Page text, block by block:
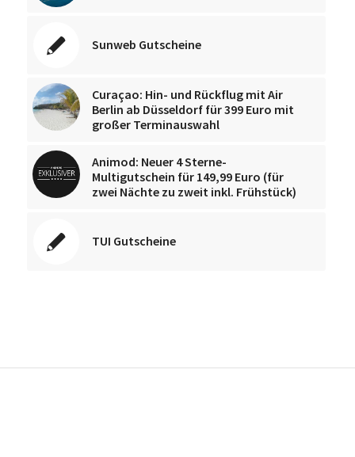
Sunweb Gutscheine
Curaçao: Hin- und Rückflug mit Air
Berlin ab Düsseldorf für 399 Euro mit
großer Terminauswahl
Animod: Neuer 4 Sterne-
Multigutschein für 149,99 Euro (für
zwei Nächte zu zweit inkl. Frühstück)
TUI Gutscheine